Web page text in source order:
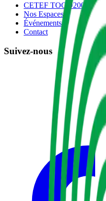
CETEF TOGO2000
Nos Espaces
Événements
Contact
Suivez-nous